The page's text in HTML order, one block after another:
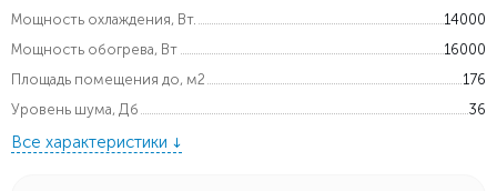
Мощность охлаждения, Вт.
14000
Мощность обогрева, Вт
16000
Площадь помещения до, м2
176
Уровень шума, Дб
36
Все характеристики